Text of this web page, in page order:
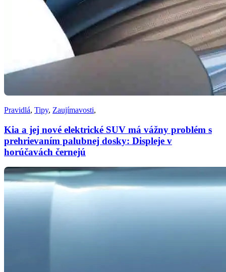
Pravidlá, Tipy, Zaujímavosti,
Kia a jej nové elektrické SUV má vážny problém s
prehrievaním palubnej dosky: Displeje v
horúčavách černejú